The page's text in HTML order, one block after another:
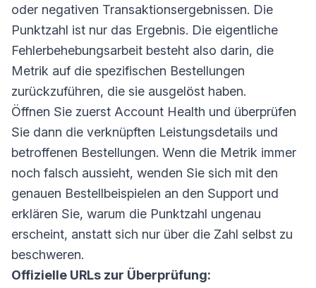
oder negativen Transaktionsergebnissen. Die
Punktzahl ist nur das Ergebnis. Die eigentliche
Fehlerbehebungsarbeit besteht also darin, die
Metrik auf die spezifischen Bestellungen
zurückzuführen, die sie ausgelöst haben.
Öffnen Sie zuerst Account Health und überprüfen
Sie dann die verknüpften Leistungsdetails und
betroffenen Bestellungen. Wenn die Metrik immer
noch falsch aussieht, wenden Sie sich mit den
genauen Bestellbeispielen an den Support und
erklären Sie, warum die Punktzahl ungenau
erscheint, anstatt sich nur über die Zahl selbst zu
beschweren.
Offizielle URLs zur Überprüfung: